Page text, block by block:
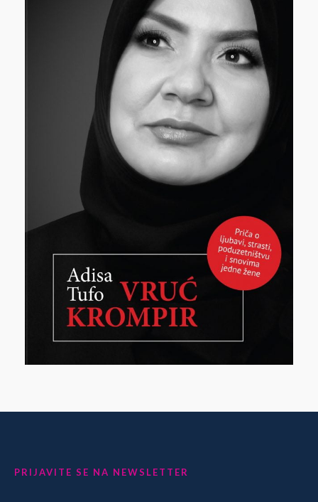
PRIJAVITE SE NA NEWSLETTER